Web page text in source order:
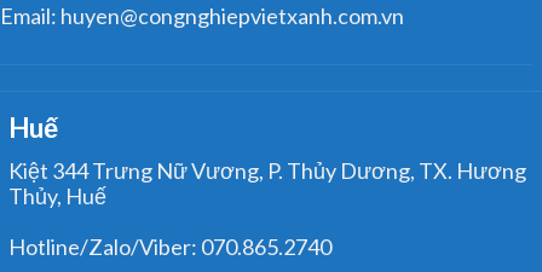
Email: huyen@congnghiepvietxanh.com.vn
Huế
Kiệt 344 Trưng Nữ Vương, P. Thủy Dương, TX. Hương
Thủy, Huế
Hotline/Zalo/Viber: 070.865.2740